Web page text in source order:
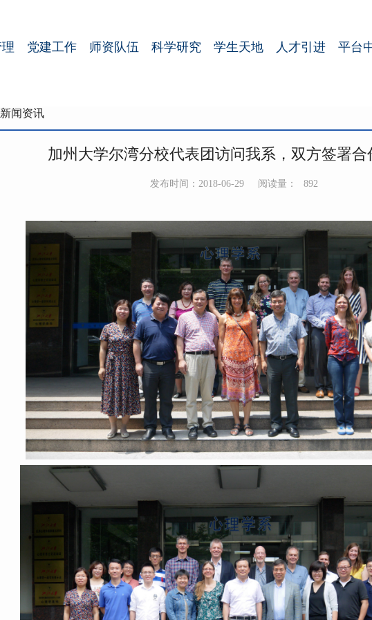
党建工作 师资队伍 科学研究 学生天地 人才引进 平台
新闻资讯
加州大学尔湾分校代表团访问我系，双方签署合
发布时间：2018-06-29 阅读量： 892